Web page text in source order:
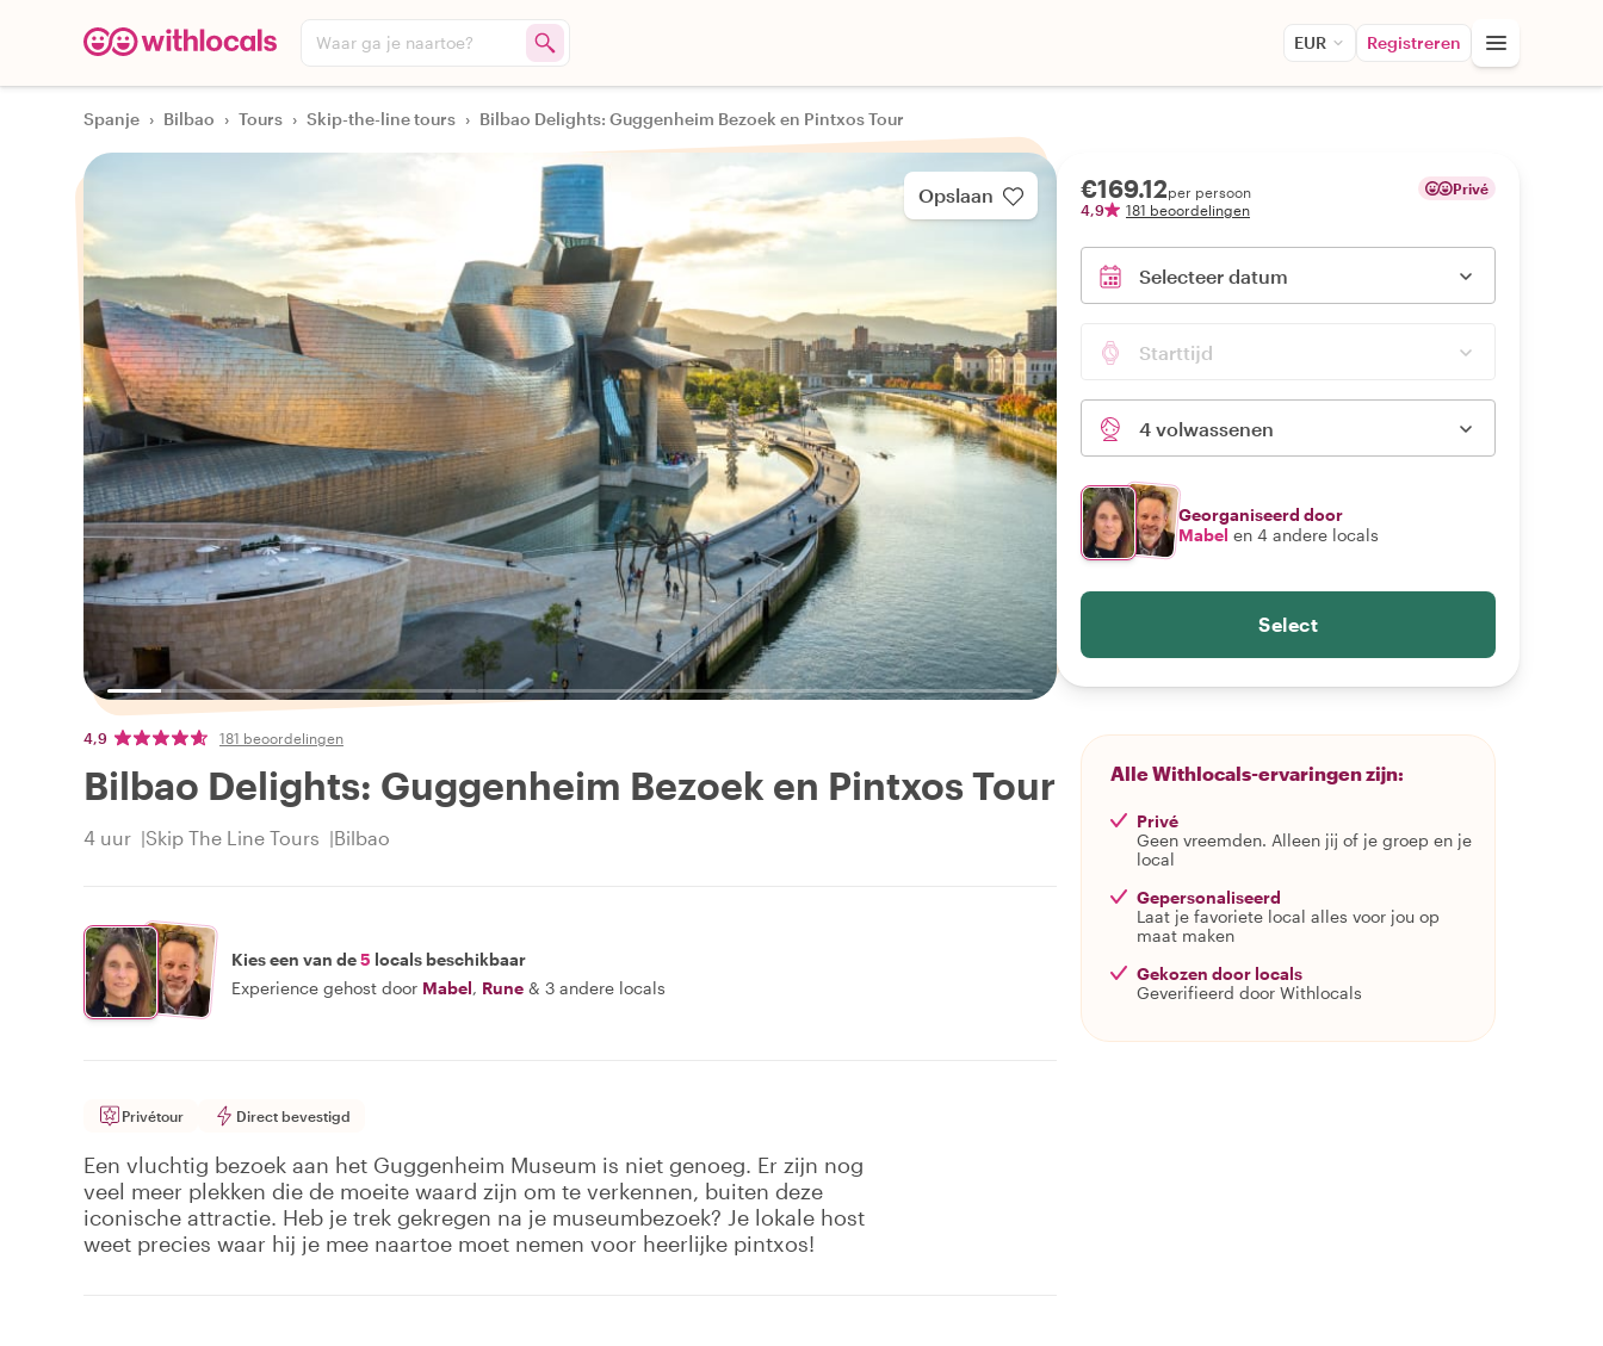
Waar ga je naartoe? EUR Registreren
Spanje › Bilbao › Tours › Skip-the-line tours › Bilbao Delights: Guggenheim Bezoek en Pintxos Tour
Opslaan
4,9 181 beoordelingen
Bilbao Delights: Guggenheim Bezoek en Pintxos Tour
4 uur Skip The Line Tours Bilbao
Kies een van de5 locals beschikbaar
Experience gehost door Mabel, Rune & 3 andere locals
Privétour Direct bevestigd
Een vluchtig bezoek aan het Guggenheim Museum is niet genoeg. Er zijn nog
veel meer plekken die de moeite waard zijn om te verkennen, buiten deze
iconische attractie. Heb je trek gekregen na je museumbezoek? Je lokale host
weet precies waar hij je mee naartoe moet nemen voor heerlijke pintxos!
€169.12per persoon
4,9
181 beoordelingen
Privé
Selecteer datum
Starttijd
4 volwassenen
Georganiseerd door
Mabel en 4 andere locals
Select
Alle Withlocals-ervaringen zijn:
Privé
Geen vreemden. Alleen jij of je groep en je
local
Gepersonaliseerd
Laat je favoriete local alles voor jou op
maat maken
Gekozen door locals
Geverifieerd door Withlocals